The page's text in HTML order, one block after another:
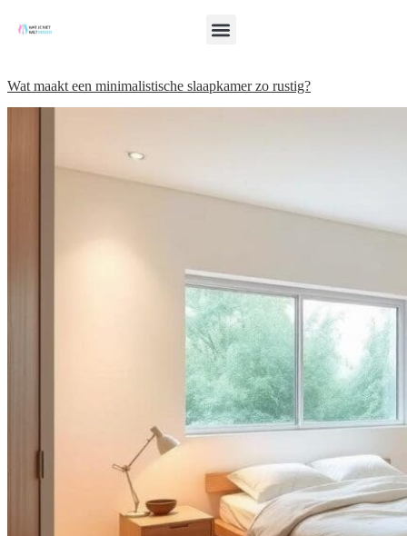
Wat maakt een minimalistische slaapkamer zo rustig?